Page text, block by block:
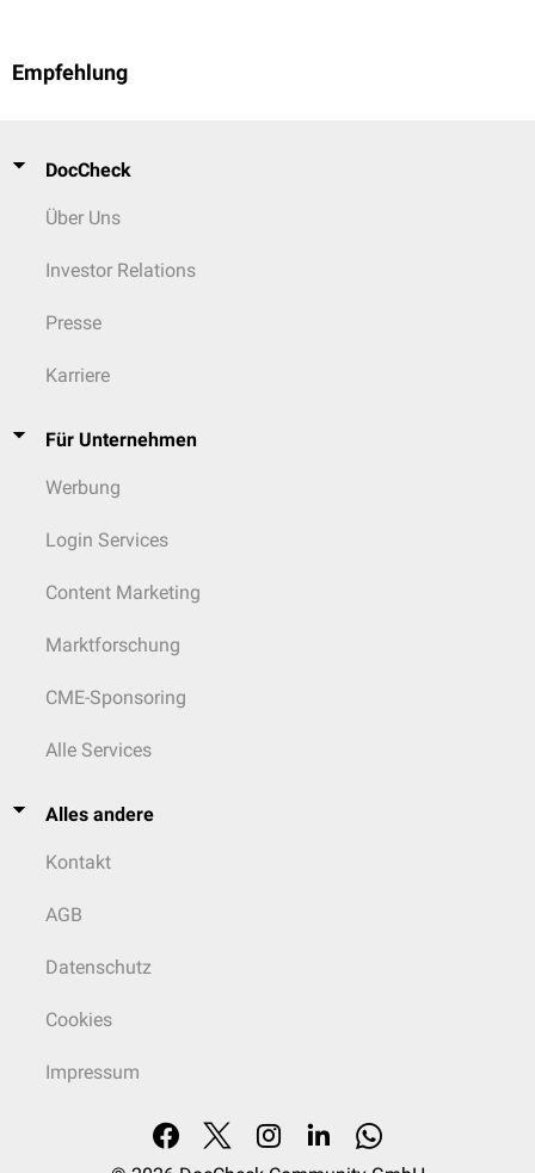
Empfehlung
DocCheck
Über Uns
Investor Relations
Presse
Karriere
Für Unternehmen
Werbung
Login Services
Content Marketing
Marktforschung
CME-Sponsoring
Alle Services
Alles andere
Kontakt
AGB
Datenschutz
Cookies
Impressum